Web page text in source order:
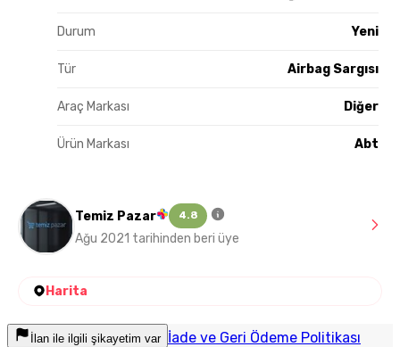
Durum Yeni
Tür Airbag Sargısı
Araç Markası Diğer
Ürün Markası Abt
Temiz Pazar 4.8
Ağu 2021 tarihinden beri üye
Harita
İlan ile ilgili şikayetim var İade ve Geri Ödeme Politikası